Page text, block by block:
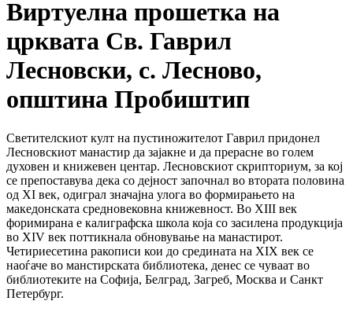
Виртуелна прошетка на
црквата Св. Гаврил
Лесновски, с. Лесново,
општина Пробиштип
Светителскиот култ на пустиножителот Гаврил придонел
Лесновскиот манастир да зајакне и да прерасне во голем
духовен и книжевен центар. Лесновскиот скрипториум, за кој
се препоставува дека со дејност започнал во втората половина
од XI век, одиграл значајна улога во формирањето на
македонската средновековна книжевност. Во XIII век
форимирана е калиграфска школа која со засилена продукција
во XIV век поттикнала обновување на манастирот.
Четириесетина ракописи кои до средината на XIX век се
наоѓаче во манстирската библиотека, денес се чуваат во
библиотеките на Софија, Белград, Загреб, Москва и Санкт
Петербург.